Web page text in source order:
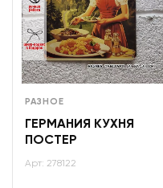
РАЗНОЕ
ГЕРМАНИЯ КУХНЯ
ПОСТЕР
Арт: 278122